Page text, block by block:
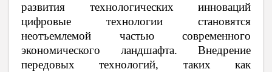
развития технологических инноваций
цифровые технологии становятся
неотъемлемой частью современного
экономического ландшафта. Внедрение
передовых технологий, таких как